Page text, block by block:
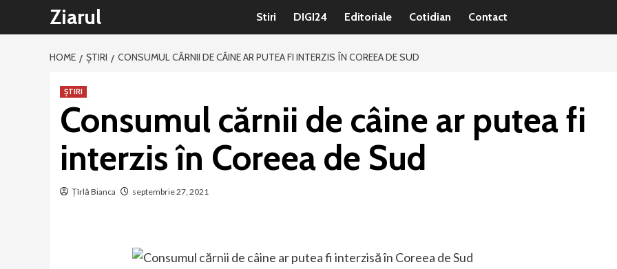
Ziarul Stiri DIGI24 Editoriale Cotidian Contact
HOME ȘTIRI CONSUMUL CĂRNII DE CÂINE AR PUTEA FI INTERZIS ÎN COREEA DE SUD
ȘTIRI
Consumul cărnii de câine ar putea fi
interzis în Coreea de Sud
Țîrlă Bianca septembrie 27, 2021